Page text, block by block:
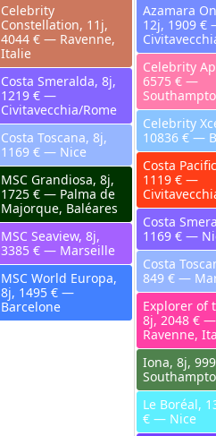
Celebrity
Constellation, 11j,
4044 € — Ravenne,
Italie
Costa Smeralda, 8j,
1219 € —
Civitavecchia/Rome
Costa Toscana, 8j,
1169 € — Nice
MSC Grandiosa, 8j,
1725 € — Palma de
Majorque, Baléares
MSC Seaview, 8j,
3385 € — Marseille
MSC World Europa,
8j, 1495 € —
Barcelone
Azamara
12j, 1909 €
Celebrity
6575 € —
Celebrity
10836 € —
Costa
1119 € —
Costa
1169 € —
Costa
849 € —
Explorer of
8j, 2048 € —
Ravenne,
Iona, 8j,
Le Boréal,
€ — Nice